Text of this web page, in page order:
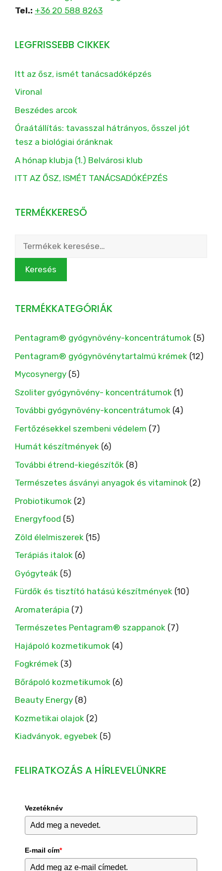
Tel.: +36 20 588 8263
LEGFRISSEBB CIKKEK
Itt az ősz, ismét tanácsadóképzés
Vironal
Beszédes arcok
Óraátállítás: tavasszal hátrányos, ősszel jót
tesz a biológiai óránknak
A hónap klubja (1.) Belvárosi klub
ITT AZ ŐSZ, ISMÉT TANÁCSADÓKÉPZÉS
TERMÉKKERESŐ
Keresés
következőre:
Keresés
TERMÉKKATEGÓRIÁK
Pentagram® gyógynövény-koncentrátumok (5)
Pentagram® gyógynövénytartalmú krémek (12)
Mycosynergy (5)
Szoliter gyógynövény- koncentrátumok (1)
További gyógynövény-koncentrátumok (4)
Fertőzésekkel szembeni védelem (7)
Humát készítmények (6)
További étrend-kiegészítők (8)
Természetes ásványi anyagok és vitaminok (2)
Probiotikumok (2)
Energyfood (5)
Zöld élelmiszerek (15)
Terápiás italok (6)
Gyógyteák (5)
Fürdők és tisztító hatású készítmények (10)
Aromaterápia (7)
Természetes Pentagram® szappanok (7)
Hajápoló kozmetikumok (4)
Fogkrémek (3)
Bőrápoló kozmetikumok (6)
Beauty Energy (8)
Kozmetikai olajok (2)
Kiadványok, egyebek (5)
FELIRATKOZÁS A HÍRLEVELÜNKRE
Vezetéknév
E-mail cím*